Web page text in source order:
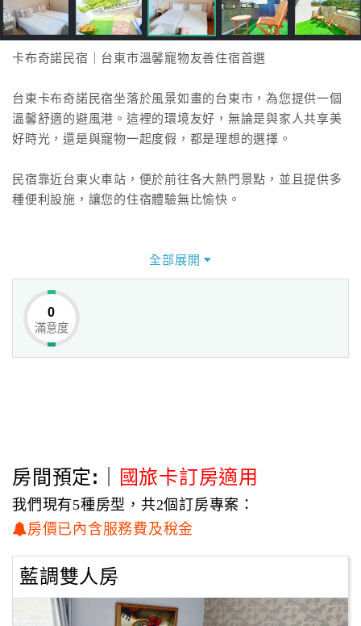
卡布奇諾民宿｜台東市溫馨寵物友善住宿首選
台東卡布奇諾民宿坐落於風景如畫的台東市，為您提供一個
溫馨舒適的避風港。這裡的環境友好，無論是與家人共享美
好時光，還是與寵物一起度假，都是理想的選擇。
民宿靠近台東火車站，便於前往各大熱門景點，並且提供多
種便利設施，讓您的住宿體驗無比愉快。
全部展開
0
滿意度
房間預定:｜ 國旅卡訂房適用
我們現有5種房型，共2個訂房專案：
房價已內含服務費及稅金
藍調雙人房